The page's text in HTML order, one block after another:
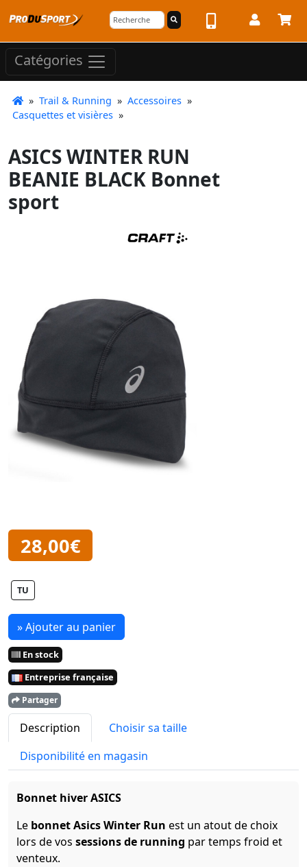
Catégories
» Trail & Running » Accessoires »
Casquettes et visières »
ASICS WINTER RUN
BEANIE BLACK Bonnet
sport
28,00€
TU
» Ajouter au panier
En stock
Entreprise française
Partager
Description
Choisir sa taille
Disponibilité en magasin
Bonnet hiver ASICS
Le bonnet Asics Winter Run est un atout de choix
lors de vos sessions de running par temps froid et
venteux.